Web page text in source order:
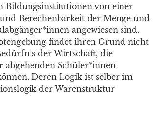
Bildungsinstitutionen von einer
Berechenbarkeit der Menge und
angewiesen sind.
findet ihren Grund nicht
der Wirtschaft, die
abgehenden Schüler*innen
Deren Logik ist selber im
der Warenstruktur